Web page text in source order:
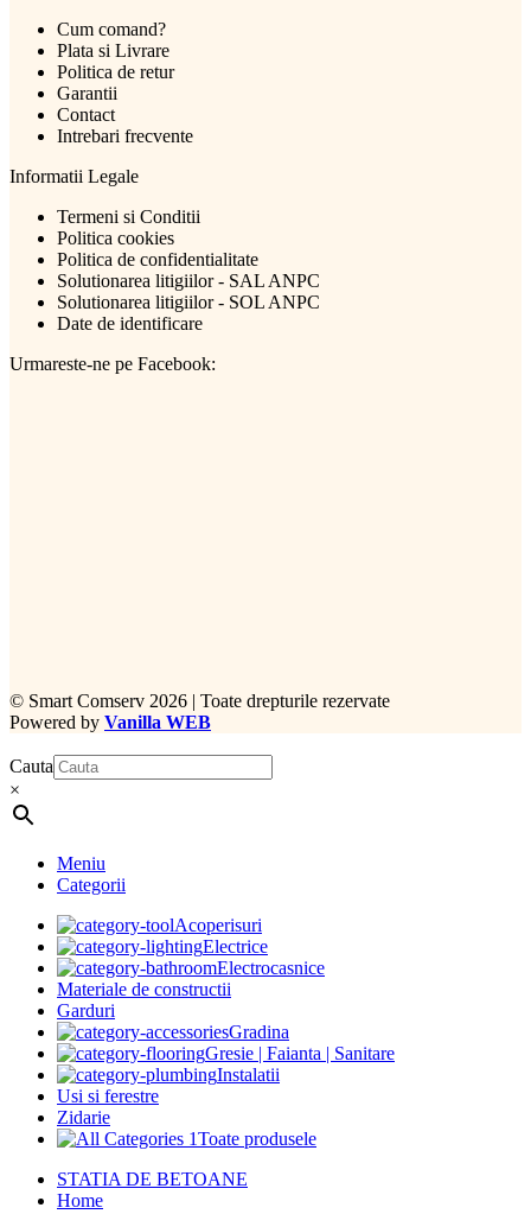
Cum comand?
Plata si Livrare
Politica de retur
Garantii
Contact
Intrebari frecvente
Informatii Legale
Termeni si Conditii
Politica cookies
Politica de confidentialitate
Solutionarea litigiilor - SAL ANPC
Solutionarea litigiilor - SOL ANPC
Date de identificare
Urmareste-ne pe Facebook:
© Smart Comserv 2026 | Toate drepturile rezervate
Powered by Vanilla WEB
Cauta
×
Meniu
Categorii
Acoperisuri
Electrice
Electrocasnice
Materiale de constructii
Garduri
Gradina
Gresie | Faianta | Sanitare
Instalatii
Usi si ferestre
Zidarie
Toate produsele
STATIA DE BETOANE
Home